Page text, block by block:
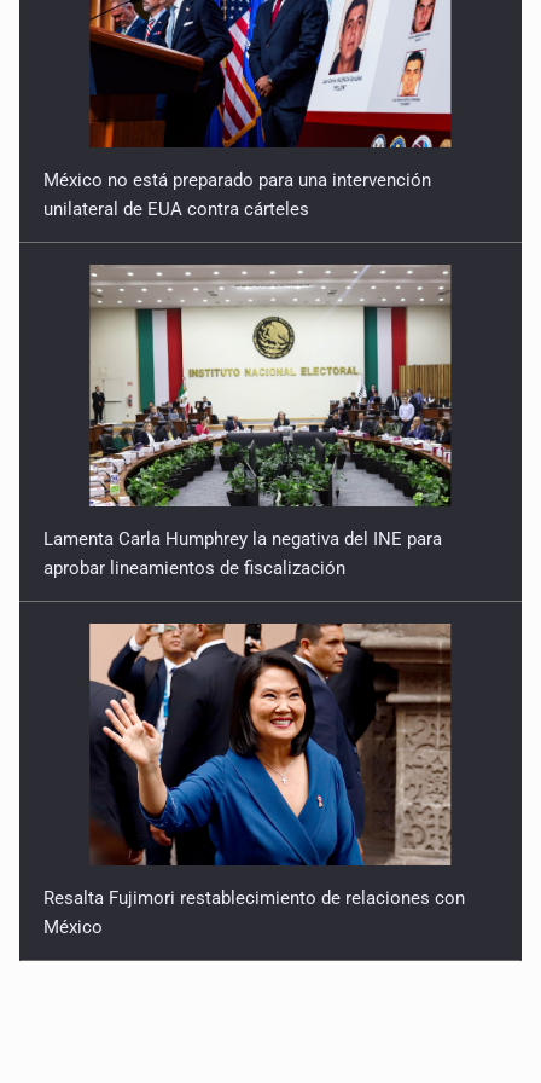
México no está preparado para una intervención
unilateral de EUA contra cárteles
Lamenta Carla Humphrey la negativa del INE para
aprobar lineamientos de fiscalización
Resalta Fujimori restablecimiento de relaciones con
México